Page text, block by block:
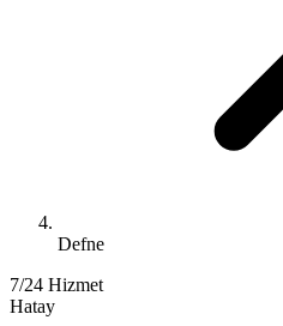
Defne
7/24 Hizmet
Hatay